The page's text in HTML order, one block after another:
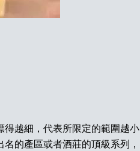
越細，代表所限定的範圍越小
的產區或者酒莊的頂級系列，